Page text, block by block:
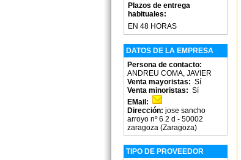
Plazos de entrega
habituales:
EN 48 HORAS
DATOS DE LA EMPRESA
Persona de contacto:
ANDREU COMA, JAVIER
Venta mayoristas: Sí
Venta minoristas: Sí
EMail:
Dirección: jose sancho
arroyo nº 6 2 d - 50002
zaragoza (Zaragoza)
TIPO DE PROVEEDOR